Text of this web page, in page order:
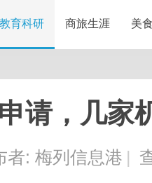
教育科研 商旅生涯 美
请，几家
者: 梅列信息港 |